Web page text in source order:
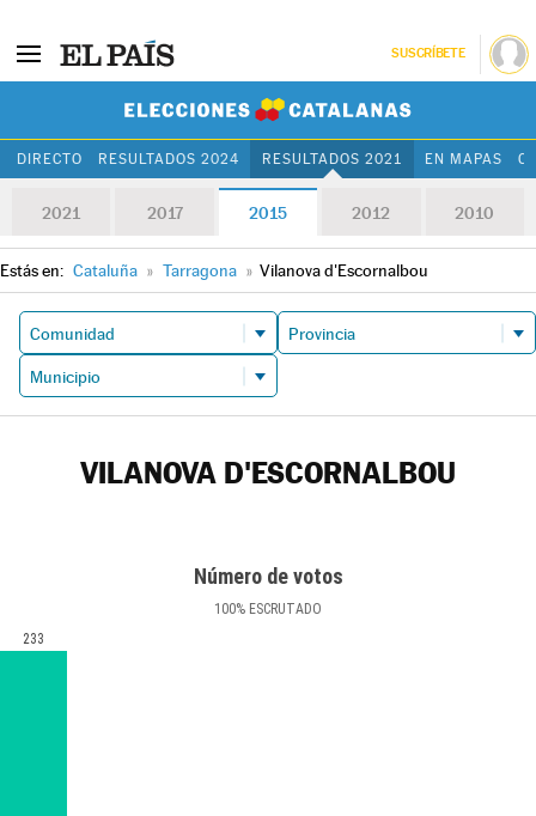
SUSCRÍBETE
DIRECTO RESULTADOS 2024 RESULTADOS 2021 EN MAPAS
2021 2017 2015 2012 2010
Estás en: Cataluña » Tarragona » Vilanova d'Escornalbou
VILANOVA D'ESCORNALBOU
Número de votos
100% ESCRUTADO
233